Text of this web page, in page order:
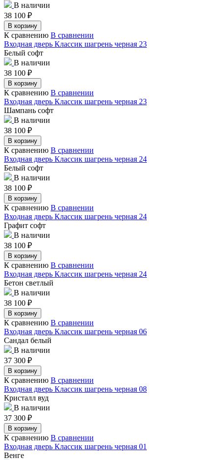
В наличии
38 100 ₽
В корзину
К сравнению В сравнении
Входная дверь Классик шагрень черная 23
Белый софт
В наличии
38 100 ₽
В корзину
К сравнению В сравнении
Входная дверь Классик шагрень черная 23
Шампань софт
В наличии
38 100 ₽
В корзину
К сравнению В сравнении
Входная дверь Классик шагрень черная 24
Белый софт
В наличии
38 100 ₽
В корзину
К сравнению В сравнении
Входная дверь Классик шагрень черная 24
Графит софт
В наличии
38 100 ₽
В корзину
К сравнению В сравнении
Входная дверь Классик шагрень черная 24
Бетон светлый
В наличии
38 100 ₽
В корзину
К сравнению В сравнении
Входная дверь Классик шагрень черная 06
Сандал белый
В наличии
37 300 ₽
В корзину
К сравнению В сравнении
Входная дверь Классик шагрень черная 08
Кристалл вуд
В наличии
37 300 ₽
В корзину
К сравнению В сравнении
Входная дверь Классик шагрень черная 01
Венге